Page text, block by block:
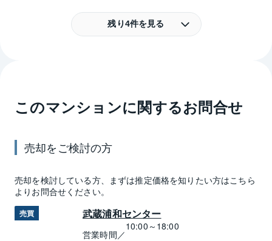
残り4件を見る
このマンションに関するお問合せ
売却をご検討の方
売却を検討している方、まずは推定価格を知りたい方はこちら
よりお問合せください。
売買 武蔵浦和センター
営業時間／
10:00～18:00